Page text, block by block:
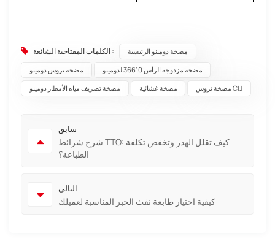
الكلمات المفتاحية الشائعة :
مضخة دومينو الرئيسية
مضخة تروس دومينو
مضخة مزدوجة الرأس 36610 لدومينو
مضخة تصريف مياه الأمطار دومينو
مضخة غشائية مضخة تروس CIJ
سابق
شرح شرائط TTO: كيف تقلل الهدر وتخفض تكلفة
الطباعة؟
التالي
كيفية اختيار طابعة نفث الحبر المناسبة لعميلك